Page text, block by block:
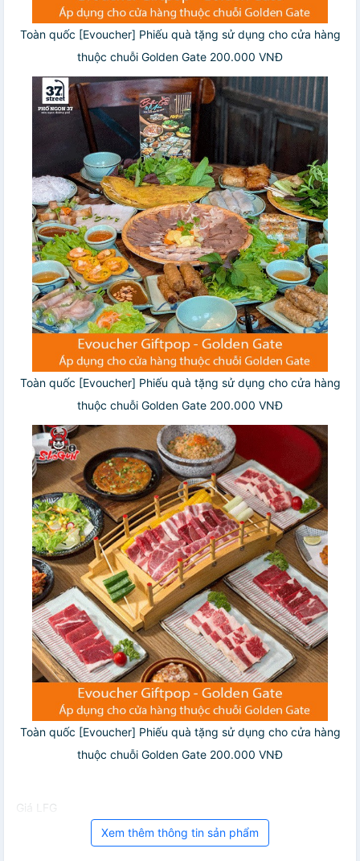
Toàn quốc [Evoucher] Phiếu quà tặng sử dụng cho cửa hàng
thuộc chuỗi Golden Gate 200.000 VNĐ
Toàn quốc [Evoucher] Phiếu quà tặng sử dụng cho cửa hàng
thuộc chuỗi Golden Gate 200.000 VNĐ
Toàn quốc [Evoucher] Phiếu quà tặng sử dụng cho cửa hàng
thuộc chuỗi Golden Gate 200.000 VNĐ
Giá LFG
Xem thêm thông tin sản phẩm